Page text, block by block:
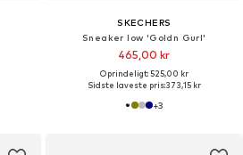
SKECHERS
Sneaker low 'Goldn Gurl'
465,00 kr
Oprindeligt: 525,00 kr
Sidste laveste pris:373,15 kr
+3